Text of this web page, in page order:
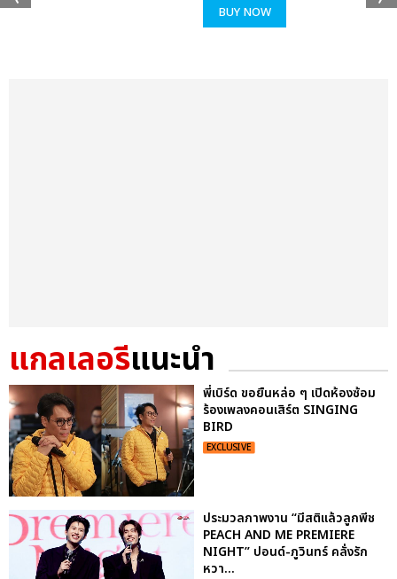
BUY NOW
แกลเลอรีแนะนำ
พี่เบิร์ด ขอยืนหล่อ ๆ เปิดห้องซ้อม
ร้องเพลงคอนเสิร์ต SINGING
BIRD
EXCLUSIVE
ประมวลภาพงาน “มีสติแล้วลูกพีช
PEACH AND ME PREMIERE
NIGHT” ปอนด์-ภูวินทร์ คลั่งรัก
หวา...